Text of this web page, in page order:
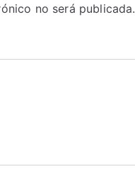
no será publicada.